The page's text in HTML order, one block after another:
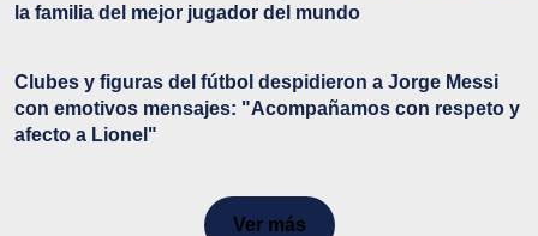
la familia del mejor jugador del mundo
Clubes y figuras del fútbol despidieron a Jorge Messi
con emotivos mensajes: "Acompañamos con respeto y
afecto a Lionel"
Ver más